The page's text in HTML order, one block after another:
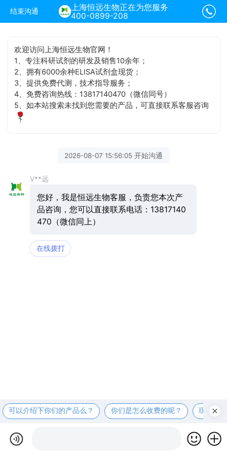
结束沟通
上海恒远生物正在为您服务
400-0899-208
欢迎访问上海恒远生物官网！
1、专注科研试剂的研发及销售10余年；
2、拥有6000余种ELISA试剂盒现货；
3、提供免费代测，技术指导服务；
4、免费咨询热线：13817140470（微信同号）
5、如本站搜索未找到您需要的产品，可直接联系客服咨询
2026-08-07 15:56:05 开始沟通
V**远
您好，我是恒远生物客服，负责您本次产
品咨询，您可以直接联系电话：13817140
470（微信同上）
在线拨打
可以介绍下你们的产品么？ 你们是怎么收费的呢？ 现在有